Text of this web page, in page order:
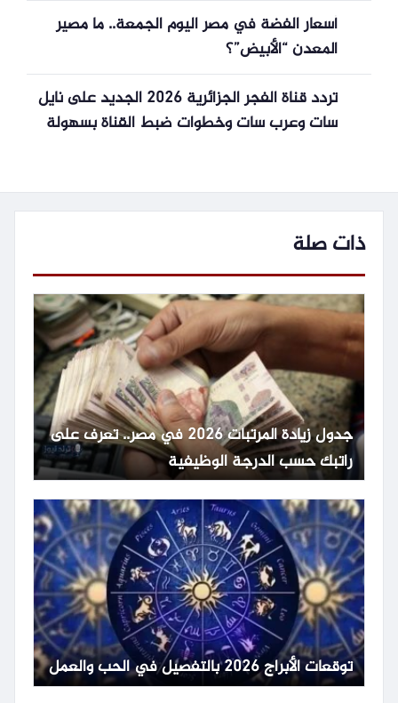
أسعار الفضة في مصر اليوم الجمعة.. ما مصير
المعدن “الأبيض”؟
تردد قناة الفجر الجزائرية 2026 الجديد على نايل
سات وعرب سات وخطوات ضبط القناة بسهولة
ذات صلة
جدول زيادة المرتبات 2026 في مصر.. تعرف على
راتبك حسب الدرجة الوظيفية
توقعات الأبراج 2026 بالتفصيل في الحب والعمل